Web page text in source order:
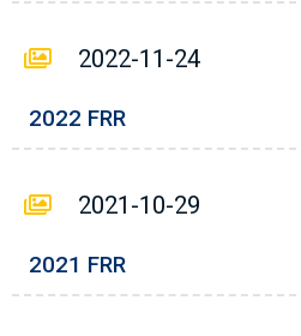
2022-11-24
2022 FRR
2021-10-29
2021 FRR